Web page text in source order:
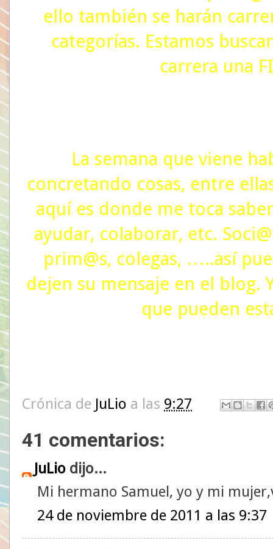
ello también se harán
categorías. Estamos
carrera una
La semana que viene
concretando cosas, entre
aquí es donde me toca
ayudar, colaborar, etc.
prim@s, colegas, …..así
dejen su mensaje en el blog.
que pueden
Crónica de JuLio a las 9:27
41 comentarios:
JuLio dijo...
Mi hermano Samuel, yo y mi
24 de noviembre de 2011 a las 9:37